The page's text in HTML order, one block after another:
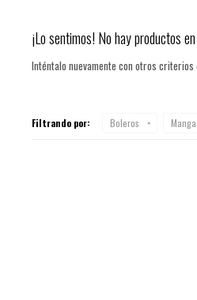
¡Lo sentimos! No hay productos
Inténtalo nuevamente con otros
Filtrando por: Boleros Manga: